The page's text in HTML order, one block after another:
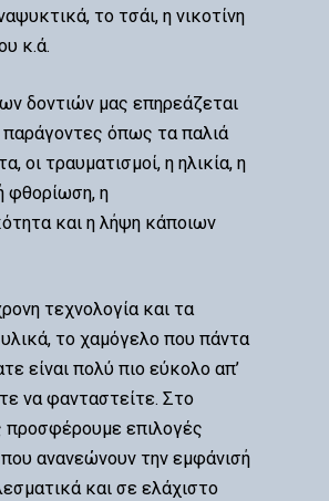
το τσάι, η νικοτίνη
κ.ά.
δοντιών μας επηρεάζεται
παράγοντες όπως τα παλιά
οι τραυματισμοί, η ηλικία, η
φθορίωση, η
και η λήψη κάποιων
τεχνολογία και τα
το χαμόγελο που πάντα
είναι πολύ πιο εύκολο απ’
να φανταστείτε. Στο
προσφέρουμε επιλογές
ανανεώνουν την εμφάνισή
και σε ελάχιστο